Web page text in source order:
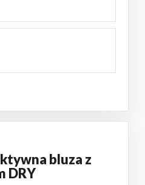
bluza z
DRY